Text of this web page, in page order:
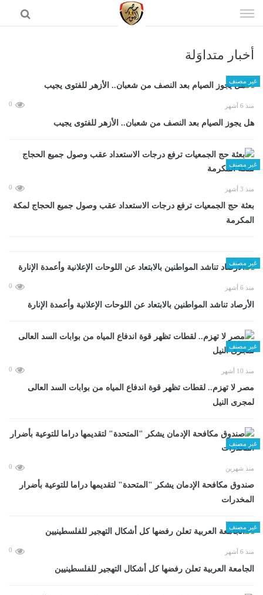
الى
أخبار متداوَلة
غير مصنف
منذ 6 أشهر 0
هل يجوز الصيام بعد النصف من شعبان.. الأزهر للفتوى يجيب
غير مصنف
منذ 3 أشهر 0
بعثة حج الجمعيات ترفع درجات الاستعداد عقب وصول جميع الحجاج لمكة
المكرمة
غير مصنف
منذ 6 أشهر 0
الأرصاد تناشد المواطنين بالابتعاد عن اللوحات الإعلانية وأعمدة الإنارة
غير مصنف
منذ 10 أشهر 0
مصر لا تهزم.. لقطات تظهر قوة اندفاع المياه من بوابات السد العالى
لمجرى النيل
غير مصنف
منذ شهرين 0
صندوق مكافحة الإدمان يشكر "المتحدة" لتقديمها دراما للتوعية بأضرار
المخدرات
غير مصنف
منذ 6 أشهر 0
الجامعة العربية تعلن رفضها كل أشكال التهجير للفلسطينيين